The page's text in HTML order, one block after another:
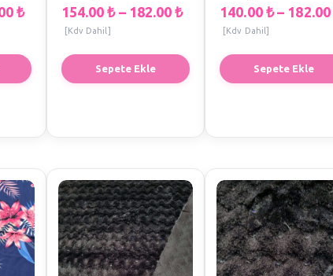
₺
Sepete Ekle
154.00₺ – 182.00₺
[Kdv Dahil]
Sepete Ekle
140.00 ₺ –
[Kdv Dahil]